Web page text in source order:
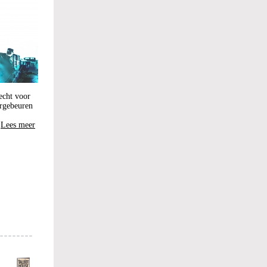
voor
Lees meer